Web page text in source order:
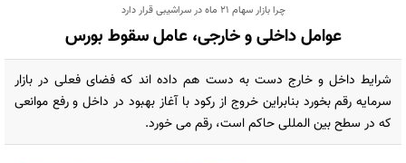
چرا بازار سهام 21 ماه در سراشیبی قرار دارد
عوامل داخلی و خارجی، عامل سقوط بورس
شرایط داخل و خارج دست به دست هم داده اند که فضای فعلی در بازار
سرمایه رقم بخورد بنابراین خروج از رکود با آغاز بهبود در داخل و رفع موانعی
که در سطح بین المللی حاکم است، رقم می خورد.